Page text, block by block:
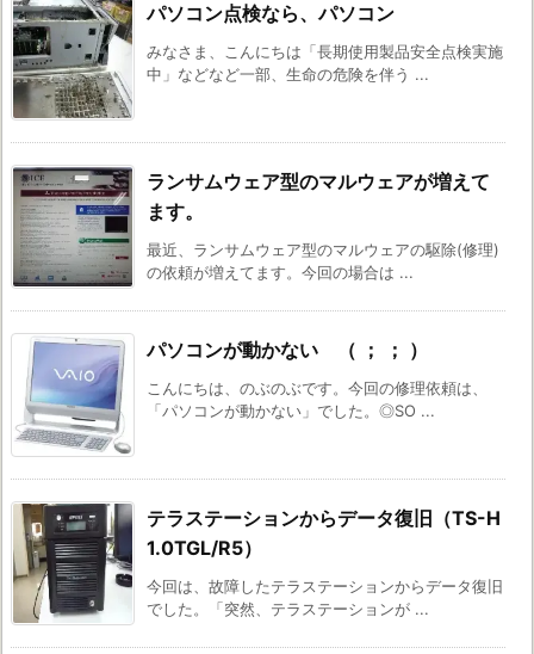
パソコン点検なら、パソコン
みなさま、こんにちは「長期使用製品安全点検実施
中」などなど一部、生命の危険を伴う ...
ランサムウェア型のマルウェアが増えて
ます。
最近、ランサムウェア型のマルウェアの駆除(修理)
の依頼が増えてます。今回の場合は ...
パソコンが動かない （ ； ； ）
こんにちは、のぶのぶです。今回の修理依頼は、
「パソコンが動かない」でした。◎SO ...
テラステーションからデータ復旧（TS-H
1.0TGL/R5）
今回は、故障したテラステーションからデータ復旧
でした。「突然、テラステーションが ...